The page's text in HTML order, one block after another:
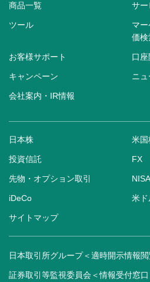
商品一覧 サー
ツール
マ
価検
お客様サポート 口座
キャンペーン ニ
会社案内・IR情報
日本株 米国
投資信託 FX
先物・オプション取引 NISA
iDeCo 米ド
サイトマップ
日本取引所グループ＜適時開示情報
証券取引等監視委員会＜情報受付窓口